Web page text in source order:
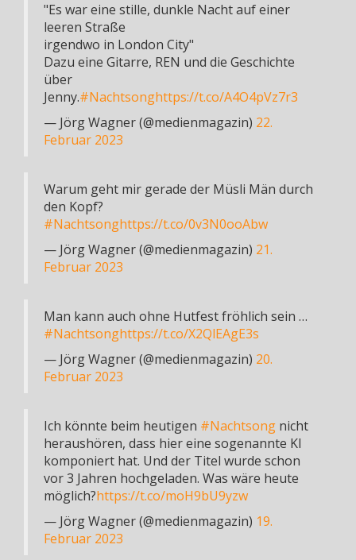
"Es war eine stille, dunkle Nacht auf einer
leeren Straße
irgendwo in London City"
Dazu eine Gitarre, REN und die Geschichte
über
Jenny.#Nachtsonghttps://t.co/A4O4pVz7r3
— Jörg Wagner (@medienmagazin) 22.
Februar 2023
Warum geht mir gerade der Müsli Män durch
den Kopf?
#Nachtsonghttps://t.co/0v3N0ooAbw
— Jörg Wagner (@medienmagazin) 21.
Februar 2023
Man kann auch ohne Hutfest fröhlich sein …
#Nachtsonghttps://t.co/X2QlEAgE3s
— Jörg Wagner (@medienmagazin) 20.
Februar 2023
Ich könnte beim heutigen #Nachtsong nicht
heraushören, dass hier eine sogenannte KI
komponiert hat. Und der Titel wurde schon
vor 3 Jahren hochgeladen. Was wäre heute
möglich?https://t.co/moH9bU9yzw
— Jörg Wagner (@medienmagazin) 19.
Februar 2023